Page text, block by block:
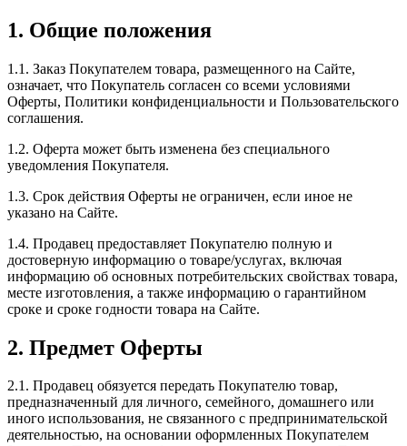
1. Общие положения
1.1. Заказ Покупателем товара, размещенного на Сайте,
означает, что Покупатель согласен со всеми условиями
Оферты, Политики конфиденциальности и Пользовательского
соглашения.
1.2. Оферта может быть изменена без специального
уведомления Покупателя.
1.3. Срок действия Оферты не ограничен, если иное не
указано на Сайте.
1.4. Продавец предоставляет Покупателю полную и
достоверную информацию о товаре/услугах, включая
информацию об основных потребительских свойствах товара,
месте изготовления, а также информацию о гарантийном
сроке и сроке годности товара на Сайте.
2. Предмет Оферты
2.1. Продавец обязуется передать Покупателю товар,
предназначенный для личного, семейного, домашнего или
иного использования, не связанного с предпринимательской
деятельностью, на основании оформленных Покупателем